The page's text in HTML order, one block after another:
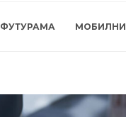
ФУТУРАМА МОБИЛНИ